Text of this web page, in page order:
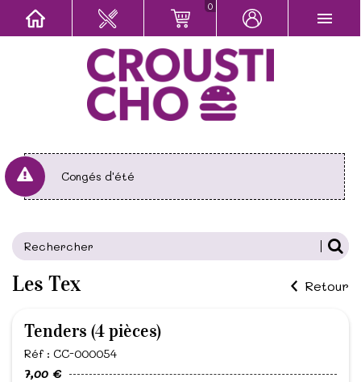
0
Congés d'été
Les Tex Retour
Tenders (4 pièces)
Réf : CC-000054
7,00 €